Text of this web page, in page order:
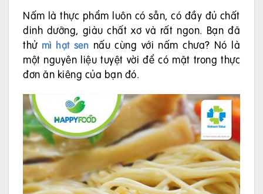
Nấm là thực phẩm luôn có sẵn, có đầy đủ chất
dinh dưỡng, giàu chất xơ và rất ngon. Bạn đã
thử mì hạt sen nấu cùng với nấm chưa? Nó là
một nguyên liệu tuyệt vời để có mặt trong thực
đơn ăn kiêng của bạn đó.